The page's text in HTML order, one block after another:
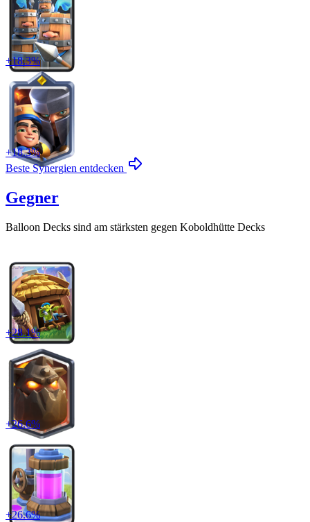
+18.3%
+18.3%
Beste Synergien entdecken
Gegner
Balloon Decks sind am stärksten gegen Koboldhütte Decks
+28.1%
+26.6%
+26.6%